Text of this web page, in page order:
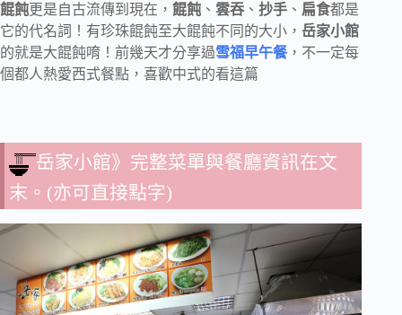
餛飩更是自古流傳到現在， 餛飩 、 雲吞 、 抄手 、 扁食都是
它的代名詞！有珍珠餛飩至大餛飩不同的大小， 岳家小館
的就是大餛飩唷！前幾天才分享過雪福早午餐，不一定每
個都人熱愛西式餐點，喜歡中式的看這篇
岳家小館》完整菜單與餐廳資訊在文
末。(亦可直接點字)